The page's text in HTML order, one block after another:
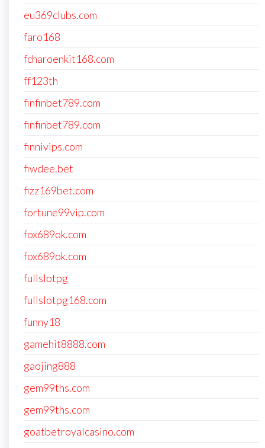
eu369clubs.com
faro168
fcharoenkit168.com
ff123th
finfinbet789.com
finfinbet789.com
finnivips.com
fiwdee.bet
fizz169bet.com
fortune99vip.com
fox689ok.com
fox689ok.com
fullslotpg
fullslotpg168.com
funny18
gamehit8888.com
gaojing888
gem99ths.com
gem99ths.com
goatbetroyalcasino.com